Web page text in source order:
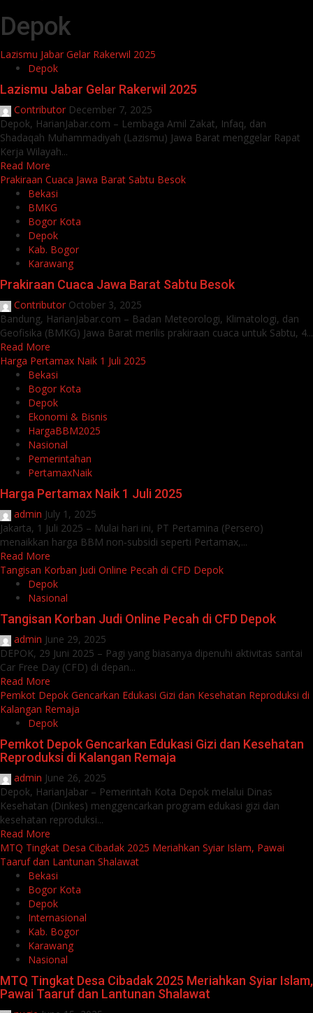
Depok
Lazismu Jabar Gelar Rakerwil 2025
Depok
Lazismu Jabar Gelar Rakerwil 2025
Contributor December 7, 2025
Depok, HarianJabar.com – Lembaga Amil Zakat, Infaq, dan
Shadaqah Muhammadiyah (Lazismu) Jawa Barat menggelar Rapat
Kerja Wilayah...
Read More
Prakiraan Cuaca Jawa Barat Sabtu Besok
Bekasi
BMKG
Bogor Kota
Depok
Kab. Bogor
Karawang
Prakiraan Cuaca Jawa Barat Sabtu Besok
Contributor October 3, 2025
Bandung, HarianJabar.com – Badan Meteorologi, Klimatologi, dan
Geofisika (BMKG) Jawa Barat merilis prakiraan cuaca untuk Sabtu, 4...
Read More
Harga Pertamax Naik 1 Juli 2025
Bekasi
Bogor Kota
Depok
Ekonomi & Bisnis
HargaBBM2025
Nasional
Pemerintahan
PertamaxNaik
Harga Pertamax Naik 1 Juli 2025
admin July 1, 2025
Jakarta, 1 Juli 2025 – Mulai hari ini, PT Pertamina (Persero)
menaikkan harga BBM non‑subsidi seperti Pertamax,...
Read More
Tangisan Korban Judi Online Pecah di CFD Depok
Depok
Nasional
Tangisan Korban Judi Online Pecah di CFD Depok
admin June 29, 2025
DEPOK, 29 Juni 2025 – Pagi yang biasanya dipenuhi aktivitas santai
Car Free Day (CFD) di depan...
Read More
Pemkot Depok Gencarkan Edukasi Gizi dan Kesehatan Reproduksi di
Kalangan Remaja
Depok
Pemkot Depok Gencarkan Edukasi Gizi dan Kesehatan
Reproduksi di Kalangan Remaja
admin June 26, 2025
Depok, HarianJabar – Pemerintah Kota Depok melalui Dinas
Kesehatan (Dinkes) menggencarkan program edukasi gizi dan
kesehatan reproduksi...
Read More
MTQ Tingkat Desa Cibadak 2025 Meriahkan Syiar Islam, Pawai
Taaruf dan Lantunan Shalawat
Bekasi
Bogor Kota
Depok
Internasional
Kab. Bogor
Karawang
Nasional
MTQ Tingkat Desa Cibadak 2025 Meriahkan Syiar Islam,
Pawai Taaruf dan Lantunan Shalawat